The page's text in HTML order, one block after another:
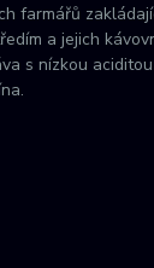
farmářů
a jejich
s nízkou